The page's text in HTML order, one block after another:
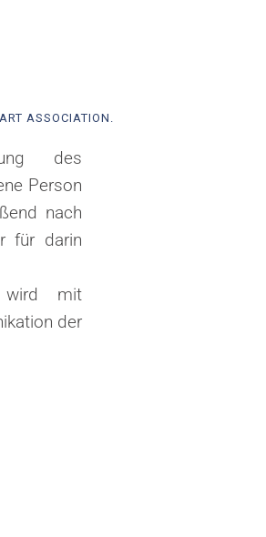
ASSOCIATION.
des
Person
nach
für darin
wird mit
der